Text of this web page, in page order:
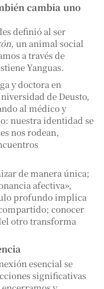
cambia uno
definió al ser
, un animal social
a través de
Yanguas.
y doctora en
de Deusto,
al médico y
nuestra identidad se
nos rodean,
de manera única;
afectiva»,
profundo implica
conocer
otro transforma
esencial se
significativas